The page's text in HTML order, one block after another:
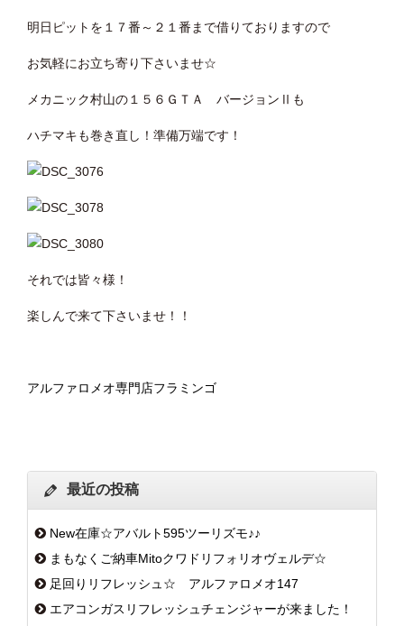
明日ピットを１７番～２１番まで借りておりますので
お気軽にお立ち寄り下さいませ☆
メカニック村山の１５６ＧＴＡ バージョンⅡも
ハチマキも巻き直し！準備万端です！
それでは皆々様！
楽しんで来て下さいませ！！
アルファロメオ専門店フラミンゴ
最近の投稿
New在庫☆アバルト595ツーリズモ♪♪
まもなくご納車Mitoクワドリフォリオヴェルデ☆
足回りリフレッシュ☆ アルファロメオ147
エアコンガスリフレッシュチェンジャーが来ました！